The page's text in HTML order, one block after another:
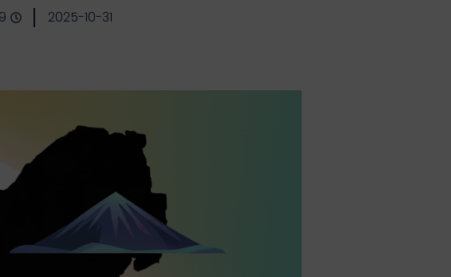
2025-10-31